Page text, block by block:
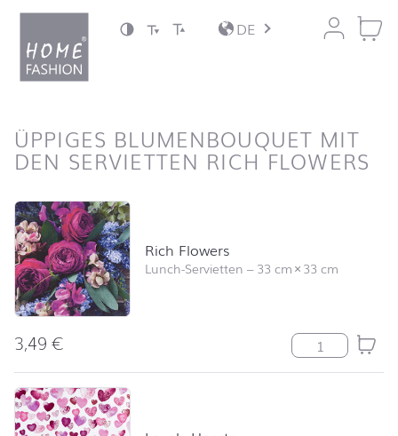
Zum Inhalt springen
DE
ÜPPIGES BLUMENBOUQUET MIT
DEN SERVIETTEN RICH FLOWERS
Produktliste überspringen und zum Filter springen
Rich Flowers
Lunch-Servietten –33 cm×33 cm
3,49€ Rich Flowers